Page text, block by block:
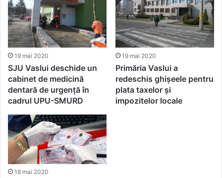
19 mai 2020
SJU Vaslui deschide un
cabinet de medicină
dentară de urgență în
cadrul UPU-SMURD
19 mai 2020
Primăria Vaslui a
redeschis ghișeele pentru
plata taxelor și
impozitelor locale
18 mai 2020